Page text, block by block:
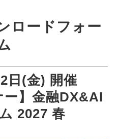
ロードフォー
日(金) 開催
ー】金融DX&AI
2027 春